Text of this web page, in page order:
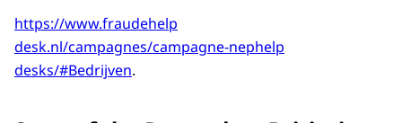
Het is ontzettend belangrijk om tegen deze
vorm van fraude op te treden omdat
mensen slachtoffer worden,
https://www.fraudehelp
desk.nl/campagnes/campagne-nephelp
desks/#Bedrijven.